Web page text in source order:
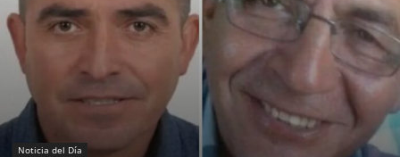
Noticia del Día